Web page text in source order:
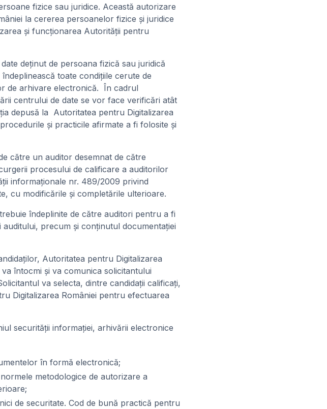
fizice sau juridice. Această autorizare
la cererea persoanelor fizice și juridice
și funcționarea Autorității pentru
deţinut de persoana fizică sau juridică
toate condiţiile cerute de
de arhivare electronică. În cadrul
centrului de date se vor face verificări atât
depusă la Autoritatea pentru Digitalizarea
şi practicile afirmate a fi folosite şi
către un auditor desemnat de către
procesului de calificare a auditorilor
informaţionale nr. 489/2009 privind
cu modificările şi completările ulterioare.
îndeplinite de către auditori pentru a fi
precum şi conţinutul documentaţiei
Autoritatea pentru Digitalizarea
întocmi şi va comunica solicitantului
va selecta, dintre candidaţii calificaţi,
Digitalizarea României pentru efectuarea
securităţii informaţiei, arhivării electronice
în formă electronică;
metodologice de autorizare a
de securitate. Cod de bună practică pentru